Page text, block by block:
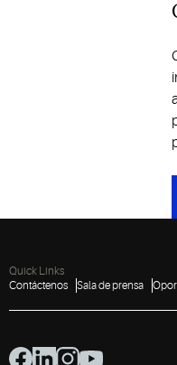
Quick Links
Contáctenos
Sala de prensa